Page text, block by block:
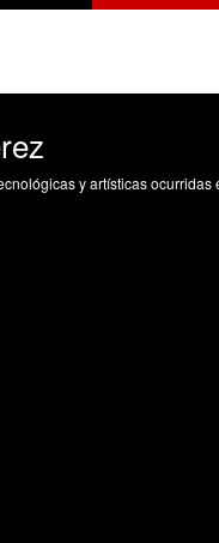
y artísticas ocurridas